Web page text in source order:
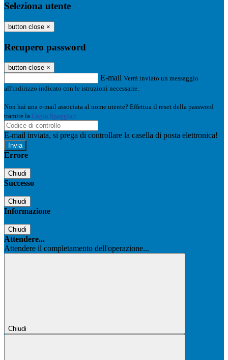
Seleziona utente
button close ×
Recupero password
button close ×
E-mail Verrà inviato un messaggio
all'indirizzo indicato con le istruzioni necessarie.
Non hai una e-mail associata al nome utente? Effettua il reset della password
tramite la Login Spaggiari
E-mail inviata, si prega di controllare la casella di posta elettronica!
Errore
Chiudi
Successo
Chiudi
Informazione
Chiudi
Attendere...
Attendere il completamento dell'operazione...
Chiudi